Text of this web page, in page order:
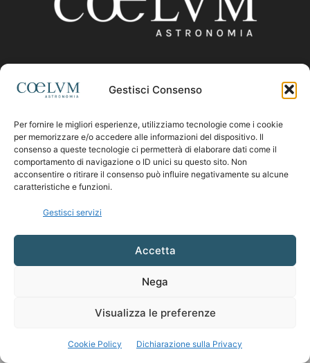
Gestisci Consenso
Per fornire le migliori esperienze, utilizziamo tecnologie come i cookie
per memorizzare e/o accedere alle informazioni del dispositivo. Il
consenso a queste tecnologie ci permetterà di elaborare dati come il
comportamento di navigazione o ID unici su questo sito. Non
acconsentire o ritirare il consenso può influire negativamente su alcune
caratteristiche e funzioni.
Gestisci servizi
Accetta
Nega
Visualizza le preferenze
Cookie Policy Dichiarazione sulla Privacy
Contattaci:coelumastro@coelum.com
SEGUICI